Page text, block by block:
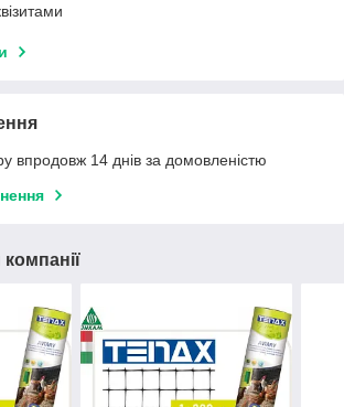
впродовж 14 днів за домовленістю